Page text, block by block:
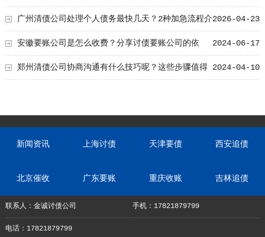
知道！ 2026-04-23
广州清债公司处理个人债务最快几天？2种加急流程介
绍 2024-06-17
安徽要账公司是怎么收费？分享讨债要账公司的依
据！ 2024-04-10
郑州清债公司协商沟通有什么技巧呢？这些步骤值得
新闻资讯 上海讨债 天津要债 西安追债
北京催收 广东要账 重庆收账 吉林追债
联系人：金诚讨债公司 手机：17821879799
电话：17821879799